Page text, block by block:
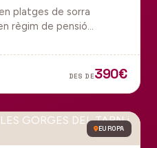
platges de sorra
règim de pensió
DES DE390€
EUROPA